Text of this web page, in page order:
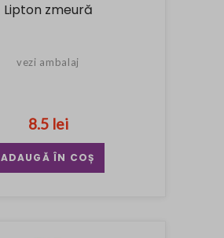
Lipton zmeură
vezi ambalaj
8.5 lei
ADAUGĂ ÎN COȘ